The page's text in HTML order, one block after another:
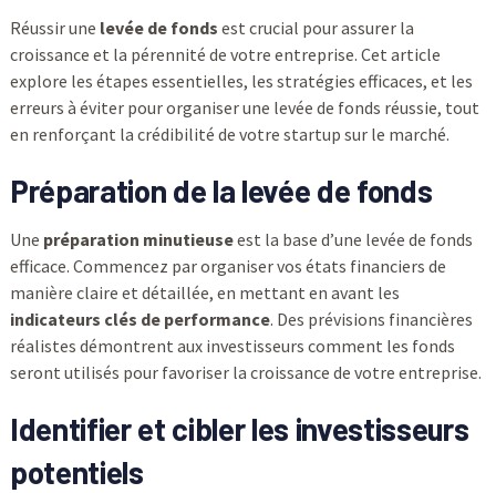
Réussir une levée de fonds est crucial pour assurer la
croissance et la pérennité de votre entreprise. Cet article
explore les étapes essentielles, les stratégies efficaces, et les
erreurs à éviter pour organiser une levée de fonds réussie, tout
en renforçant la crédibilité de votre startup sur le marché.
Préparation de la levée de fonds
Une préparation minutieuseest la base d’une levée de fonds
efficace. Commencez par organiser vos états financiers de
manière claire et détaillée, en mettant en avant les
indicateurs clés de performance. Des prévisions financières
réalistes démontrent aux investisseurs comment les fonds
seront utilisés pour favoriser la croissance de votre entreprise.
Identifier et cibler les investisseurs
potentiels